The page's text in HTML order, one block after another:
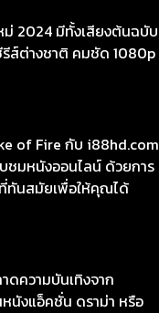
ม่ 2024 มีทั้งเสียงต้นฉบับ
ส์ต่างชาติ คมชัด 1080p
of Fire กับ i88hd.com
ชมหนังออนไลน์ ด้วยการ
ทันสมัยเพื่อให้คุณได้
ดความบันเทิงจาก
นังแอ็คชั่น ดราม่า หรือ